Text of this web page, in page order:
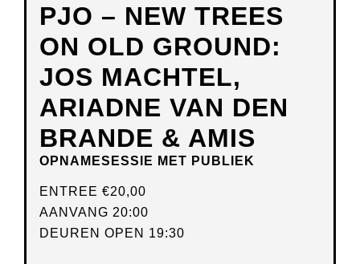
PJO – NEW TREES
ON OLD GROUND:
JOS MACHTEL,
ARIADNE VAN DEN
BRANDE & AMIS
OPNAMESESSIE MET PUBLIEK
ENTREE €20,00
AANVANG 20:00
DEUREN OPEN 19:30